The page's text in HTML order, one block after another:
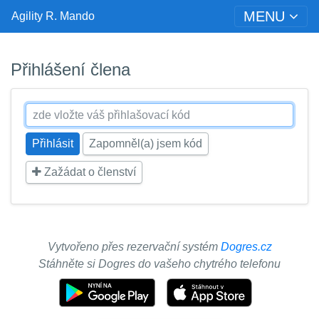
Agility R. Mando MENU
Přihlášení člena
Zapomněl(a) jsem kód
Zažádat o členství
Vytvořeno přes rezervační systém Dogres.cz
Stáhněte si Dogres do vašeho chytrého telefonu